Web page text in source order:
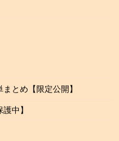
とめ【限定公開】
中】